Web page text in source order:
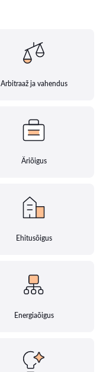
Arbitraaž ja vahendus
Äriõigus
Ehitusõigus
Energiaõigus